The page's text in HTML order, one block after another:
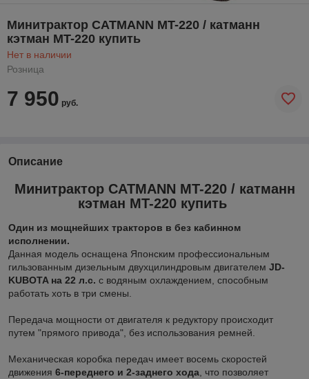
Минитрактор CATMANN MT-220 / катманн
кэтман MT-220 купить
Нет в наличии
Розница
7 950 руб.
Описание
Минитрактор CATMANN MT-220 / катманн
кэтман MT-220 купить ​
Один из мощнейших тракторов в без кабинном
исполнении.
Данная модель оснащена Японским профессиональным
гильзованным дизельным двухцилиндровым двигателем JD-
KUBOTA на 22 л.с. с водяным охлаждением, способным
работать хоть в три смены.
Передача мощности от двигателя к редуктору происходит
путем "прямого привода", без использования ремней.
Механическая коробка передач имеет восемь скоростей
движения 6-переднего и 2-заднего хода, что позволяет